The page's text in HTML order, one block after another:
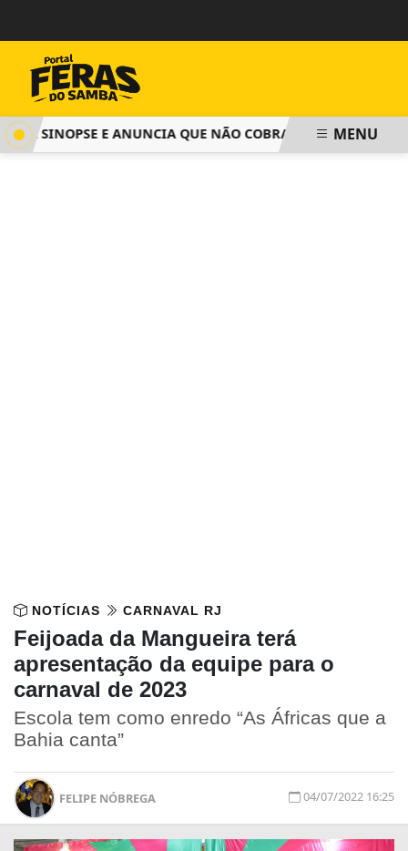
SINOPSE E ANUNCIA QUE NÃO COBRARÁ TAXA DEMENU
NOTÍCIAS CARNAVAL RJ
Feijoada da Mangueira terá
apresentação da equipe para o
carnaval de 2023
Escola tem como enredo “As Áfricas que a
Bahia canta”
FELIPE NÓBREGA 04/07/2022 16:25